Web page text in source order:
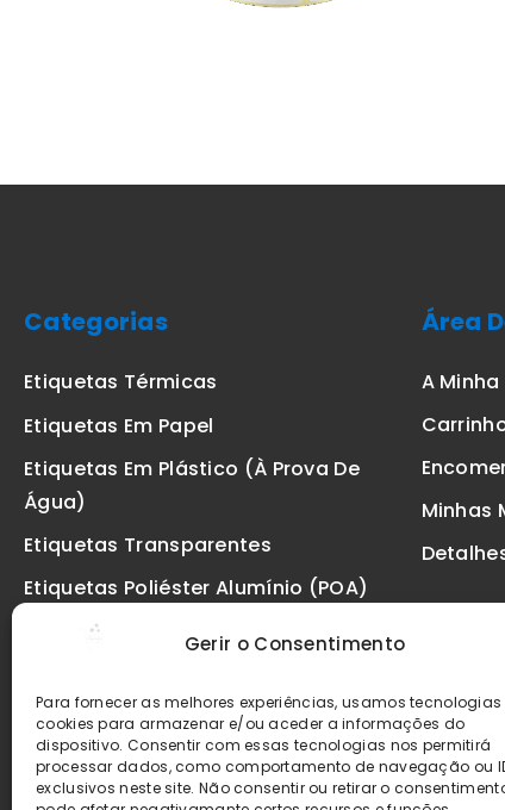
Gerir o Consentimento
Para fornecer as melhores experiências, usamos
cookies para armazenar e/ou aceder a informações do
dispositivo. Consentir com essas tecnologias nos permitirá
processar dados, como comportamento de navegação ou
exclusivos neste site. Não consentir ou retirar o
Categorias
Etiquetas Térmicas
Etiquetas Em Papel
Etiquetas Em Plástico (à Prova De
Água)
Etiquetas Transparentes
Etiquetas Poliéster Alumínio (POA)
Etiquetas De Segurança VOID
Etiquetas Zebra
Fitas
Área
A
Minhas